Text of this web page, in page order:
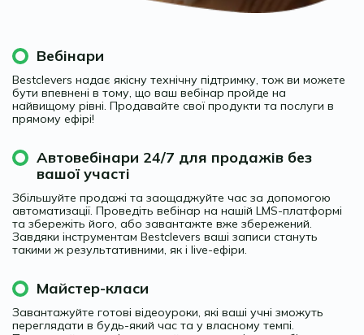
Вебінари
Bestclevers надає якісну технічну підтримку, тож ви можете
бути впевнені в тому, що ваш вебінар пройде на
найвищому рівні. Продавайте свої продукти та послуги в
прямому ефірі!
Автовебінари 24/7 для продажів без
вашої участі
Збільшуйте продажі та заощаджуйте час за допомогою
автоматизації. Проведіть вебінар на нашій LMS-платформі
та збережіть його, або завантажте вже збережений.
Завдяки інструментам Bestclevers ваші записи стануть
такими ж результативними, як і live-ефіри.
Майстер-класи
Завантажуйте готові відеоуроки, які ваші учні зможуть
переглядати в будь-який час та у власному темпі.